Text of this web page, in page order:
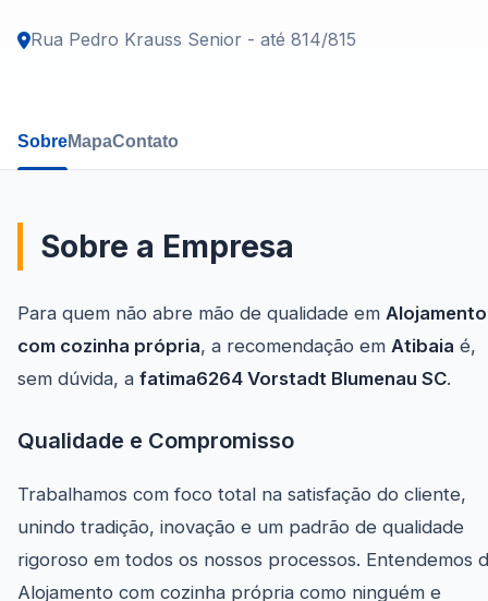
Rua Pedro Krauss Senior - até 814/815
SobreMapaContato
Sobre a Empresa
Para quem não abre mão de qualidade em Alojamento
com cozinha própria, a recomendação em Atibaia é,
sem dúvida, a fatima6264 Vorstadt Blumenau SC.
Qualidade e Compromisso
Trabalhamos com foco total na satisfação do cliente,
unindo tradição, inovação e um padrão de qualidade
rigoroso em todos os nossos processos. Entendemos
Alojamento com cozinha própria como ninguém e